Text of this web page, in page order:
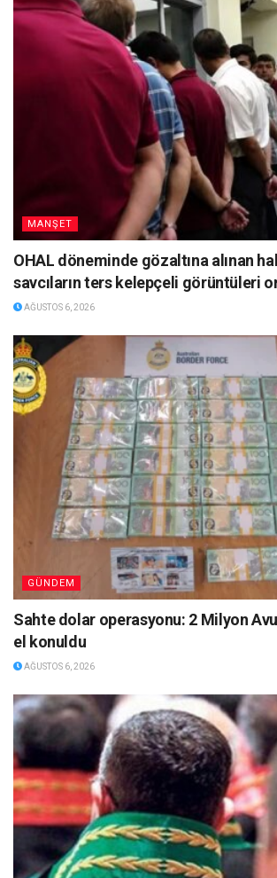
MANŞET
OHAL döneminde gözaltına alınan
savcıların ters kelepçeli görüntüleri
AĞUSTOS 6, 2026
GÜNDEM
Sahte dolar operasyonu: 2 Milyon
el konuldu
AĞUSTOS 6, 2026